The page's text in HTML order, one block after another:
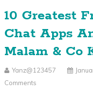
10 Greatest
Chat Apps
Malam & Co
Yanz@123457
Comments